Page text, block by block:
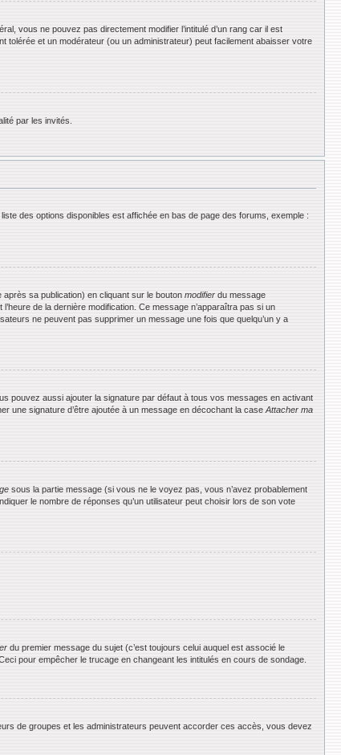
vous ne pouvez pas directement modifier l’intitulé d’un rang car il est
tolérée et un modérateur (ou un administrateur) peut facilement abaisser votre
par les invités.
des options disponibles est affichée en bas de page des forums, exemple :
sa publication) en cliquant sur le bouton modifier du message
de la dernière modification. Ce message n’apparaîtra pas si un
ne peuvent pas supprimer un message une fois que quelqu’un y a
pouvez aussi ajouter la signature par défaut à tous vos messages en activant
une signature d’être ajoutée à un message en décochant la case Attacher ma
sous la partie message (si vous ne le voyez pas, vous n’avez probablement
le nombre de réponses qu’un utilisateur peut choisir lors de son vote
du premier message du sujet (c’est toujours celui auquel est associé le
pour empêcher le trucage en changeant les intitulés en cours de sondage.
de groupes et les administrateurs peuvent accorder ces accès, vous devez